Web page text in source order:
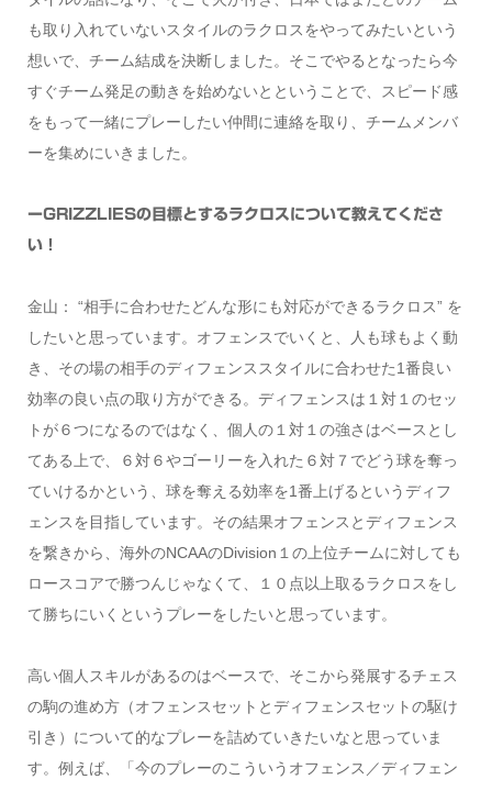
も取り入れていないスタイルのラクロスをやってみたいという
想いで、チーム結成を決断しました。そこでやるとなったら今
すぐチーム発足の動きを始めないとということで、スピード感
をもって一緒にプレーしたい仲間に連絡を取り、チームメンバ
ーを集めにいきました。
ーGRIZZLIESの目標とするラクロスについて教えてくださ
い！
金山： “相手に合わせたどんな形にも対応ができるラクロス” を
したいと思っています。 オフェンスでいくと、
人も球もよく動
き、その場の相手のディフェンススタイルに合わせた1番良い
効率の良い点の取り方ができる。ディフェンスは１対１のセッ
トが６つになるのではなく、個人の１対１の強さはベースとし
てある上で、６対６やゴーリーを入れた６対７でどう球を奪っ
ていけるかという、球を奪える効率を1番上げるというディフ
ェンスを目指しています。その結果オフェンスとディフェンス
を繋きから、海外のNCAAのDivision １の上位チームに対しても
ロースコアで勝つんじゃなくて、１０点以上取るラクロスをし
て勝ちにいくというプレーをしたいと思っています。
高い個人スキルがあるのはベースで、そこから発展するチェス
の駒の進め方（オフェンスセットとディフェンスセットの駆け
引き）について的なプレーを詰めていきたいなと思っていま
す。例えば、「今のプレーのこういうオフェンス／ディフェン